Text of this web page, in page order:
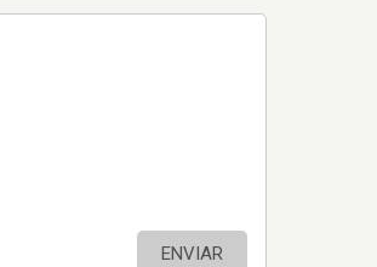
ENVIAR